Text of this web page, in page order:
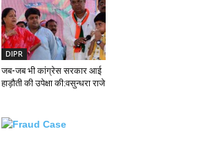
DIPR
जब-जब भी कांग्रेस सरकार आई
हाड़ौती की उपेक्षा की:वसुन्धरा राजे